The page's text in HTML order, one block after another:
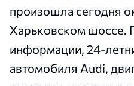
произошла сегодня
Харьковском шоссе.
информации, 24-
автомобиля Audi,